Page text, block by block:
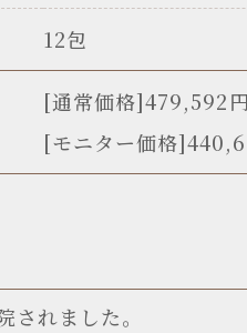
12包
[通常価格]479,592
[モニター価格
れました。